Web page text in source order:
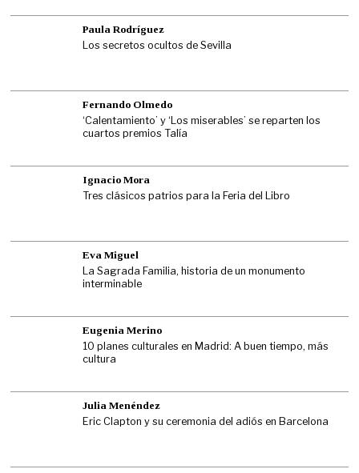
Paula Rodríguez
Los secretos ocultos de Sevilla
Fernando Olmedo
‘Calentamiento’ y ‘Los miserables’ se reparten los
cuartos premios Talía
Ignacio Mora
Tres clásicos patrios para la Feria del Libro
Eva Miguel
La Sagrada Familia, historia de un monumento
interminable
Eugenia Merino
10 planes culturales en Madrid: A buen tiempo, más
cultura
Julia Menéndez
Eric Clapton y su ceremonia del adiós en Barcelona